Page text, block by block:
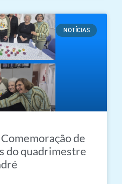
NOTÍCIAS
de
do quadrimestre